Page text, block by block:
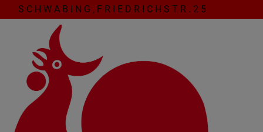
Direkt
zum
S C H W A B I N G , F R I E D R I C H S T R . 2 5